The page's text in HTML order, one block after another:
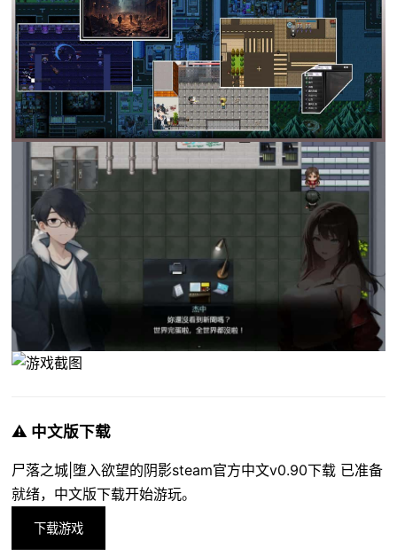
⚠️ 中文版下载
尸落之城|堕入欲望的阴影steam官方中文v0.90下载 已准备
就绪，中文版下载开始游玩。
下载游戏